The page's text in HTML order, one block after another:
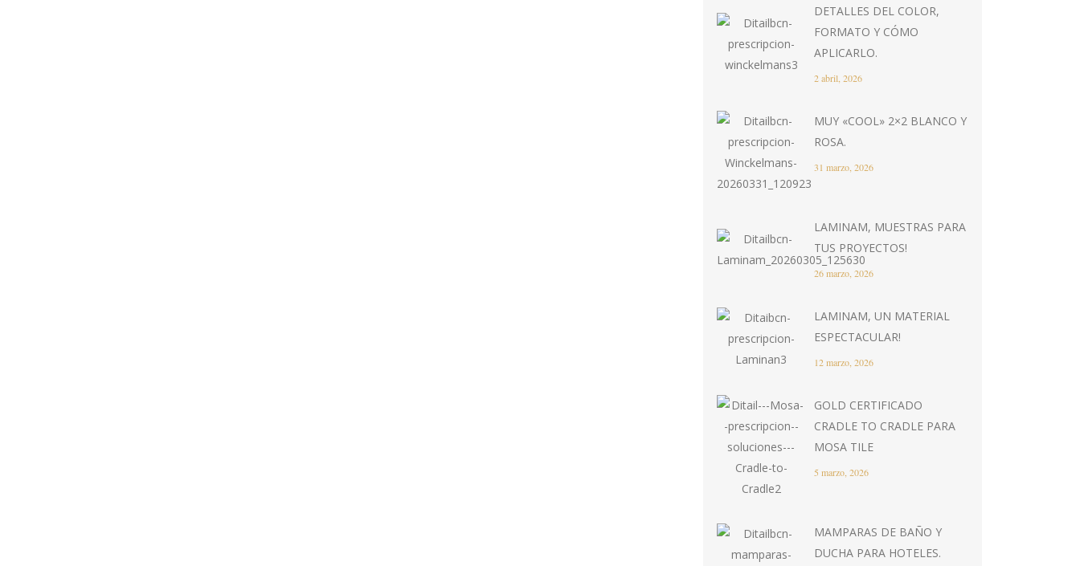
DETALLES DEL COLOR,
FORMATO Y CÓMO
APLICARLO.
2 abril, 2026
MUY «COOL» 2×2 BLANCO Y
ROSA.
31 marzo, 2026
LAMINAM, MUESTRAS PARA
TUS PROYECTOS!
26 marzo, 2026
LAMINAM, UN MATERIAL
ESPECTACULAR!
12 marzo, 2026
GOLD CERTIFICADO
CRADLE TO CRADLE PARA
MOSA TILE
5 marzo, 2026
MAMPARAS DE BAÑO Y
DUCHA PARA HOTELES.